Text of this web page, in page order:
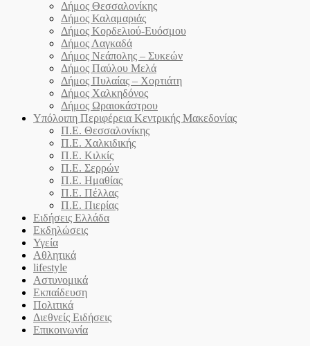
Δήμος Θεσσαλονίκης
Δήμος Καλαμαριάς
Δήμος Κορδελιού-Ευόσμου
Δήμος Λαγκαδά
Δήμος Νεάπολης – Συκεών
Δήμος Παύλου Μελά
Δήμος Πυλαίας – Χορτιάτη
Δήμος Χαλκηδόνος
Δήμος Ωραιοκάστρου
Υπόλοιπη Περιφέρεια Κεντρικής Μακεδονίας
Π.Ε. Θεσσαλονίκης
Π.Ε. Χαλκιδικής
Π.Ε. Κιλκίς
Π.Ε. Σερρών
Π.Ε. Ημαθίας
Π.Ε. Πέλλας
Π.Ε. Πιερίας
Ειδήσεις Ελλάδα
Εκδηλώσεις
Υγεία
Αθλητικά
lifestyle
Αστυνομικά
Εκπαίδευση
Πολιτικά
Διεθνείς Ειδήσεις
Επικοινωνία